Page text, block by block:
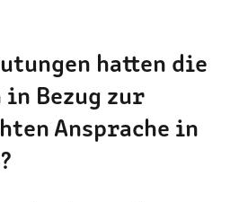
hatten die
Bezug zur
Ansprache in